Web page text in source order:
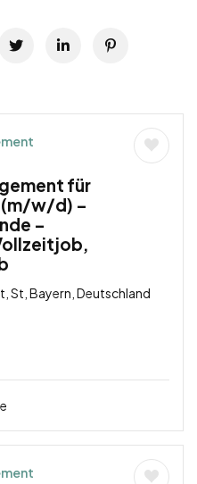
für
w/d) –
–
St, Bayern, Deutschland